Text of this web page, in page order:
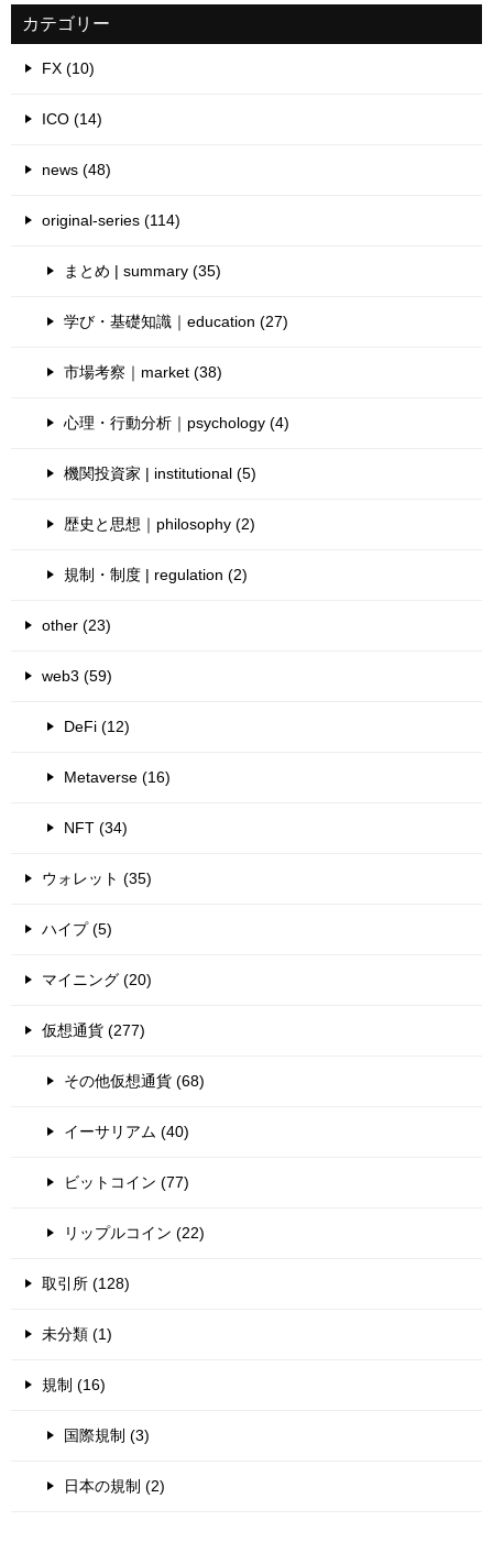
カテゴリー
FX (10)
ICO (14)
news (48)
original-series (114)
まとめ | summary (35)
学び・基礎知識｜education (27)
市場考察｜market (38)
心理・行動分析｜psychology (4)
機関投資家 | institutional (5)
歴史と思想｜philosophy (2)
規制・制度 | regulation (2)
other (23)
web3 (59)
DeFi (12)
Metaverse (16)
NFT (34)
ウォレット (35)
ハイプ (5)
マイニング (20)
仮想通貨 (277)
その他仮想通貨 (68)
イーサリアム (40)
ビットコイン (77)
リップルコイン (22)
取引所 (128)
未分類 (1)
規制 (16)
国際規制 (3)
日本の規制 (2)